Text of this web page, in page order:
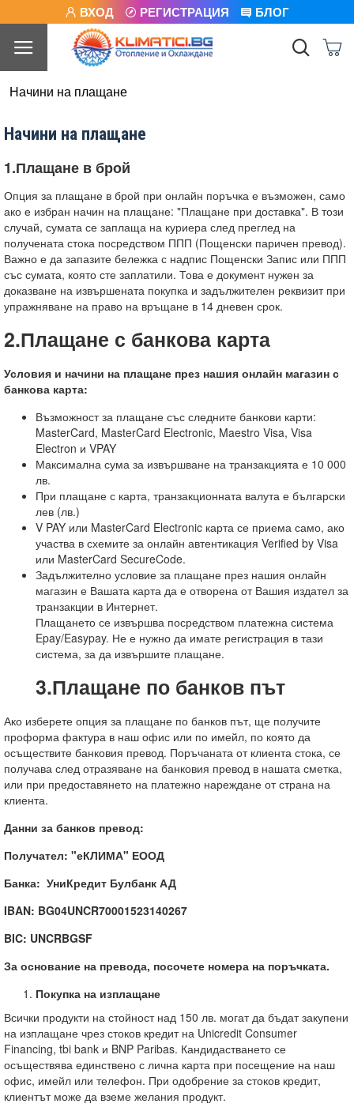
ВХОД РЕГИСТРАЦИЯ БЛОГ
Начини на плащане
Начини на плащане
1.Плащане в брой
Опция за плащане в брой при онлайн поръчка е възможен, само
ако е избран начин на плащане: "Плащане при доставка". В този
случай, сумата се заплаща на куриера след преглед на
получената стока посредством ППП (Пощенски паричен превод).
Важно е да запазите бележка с надпис Пощенски Запис или ППП
със сумата, която сте заплатили. Това е документ нужен за
доказване на извършената покупка и задължителен реквизит при
упражняване на право на връщане в 14 дневен срок.
2.Плащане с банкова карта
Условия и начини на плащане през нашия онлайн магазин с
банкова карта:
Възможност за плащане със следните банкови карти:
MasterCard, MasterCard Electronic, Maestro Visa, Visa
Electron и VPAY
Максимална сума за извършване на транзакцията е 10 000
лв.
При плащане с карта, транзакционната валута е български
лев (лв.)
V PAY или MasterCard Electronic карта се приема само, ако
участва в схемите за онлайн автентикация Verified by Visa
или MasterCard SecureCode.
Задължително условие за плащане през нашия онлайн
магазин е Вашата карта да е отворена от Вашия издател за
транзакции в Интернет.
Плащането се извършва посредством платежна система
Epay/Easypay. Не е нужно да имате регистрация в тази
система, за да извършите плащане.
3.Плащане по банков път
Ако изберете опция за плащане по банков път, ще получите
проформа фактура в наш офис или по имейл, по която да
осъществите банковия превод. Поръчаната от клиента стока, се
получава след отразяване на банковия превод в нашата сметка,
или при предоставянето на платежно нареждане от страна на
клиента.
Данни за банков превод:
Получател: "еКЛИМА" ЕООД
Банка: УниКредит Булбанк АД
IBAN: BG04UNCR70001523140267
BIC: UNCRBGSF
За основание на превода, посочете номера на поръчката.
Покупка на изплащане
Всички продукти на стойност над 150 лв. могат да бъдат закупени
на изплащане чрез стоков кредит на Unicredit Consumer
Financing, tbi bank и BNP Paribas. Кандидастването се
осъществява единствено с лична карта при посещение на наш
офис, имейл или телефон. При одобрение за стоков кредит,
клиентът може да вземе желания продукт.